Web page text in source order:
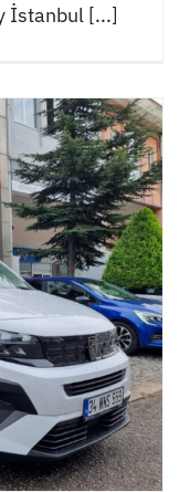
İstanbul [...]